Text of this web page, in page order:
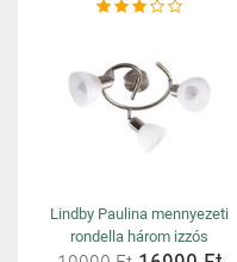
Lindby Paulina mennyezeti
rondella három izzós